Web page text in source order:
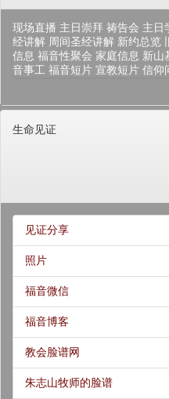
现场直播 主日崇拜 祷告会 主日
经讲解 周间圣经讲解 新约总览
信息 福音性聚会 家庭信息 新山
音事工 福音短片 宣教短片 信仰
生命见证
见证分享
照片
福音微信
福音博客
教会脸谱网
朱志山牧师的脸谱